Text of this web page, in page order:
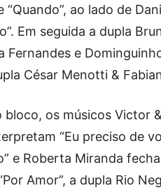
“Quando”, ao lado de
Em seguida a dupla
Fernandes e
César Menotti &
bloco, os músicos Victor
“Eu preciso de
e Roberta Miranda
Amor”, a dupla Rio